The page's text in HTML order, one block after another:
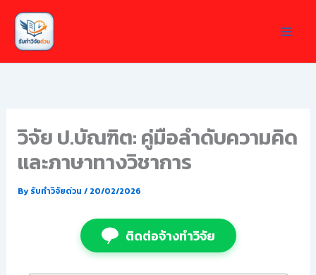
Skip
content
วิจัย ป.บัณฑิต: คู่มือลำดับความคิด
และภาษาทางวิชาการ
Byรับทำวิจัยด่วน / 20/02/2026
ติดต่อจ้างทำวิจัย